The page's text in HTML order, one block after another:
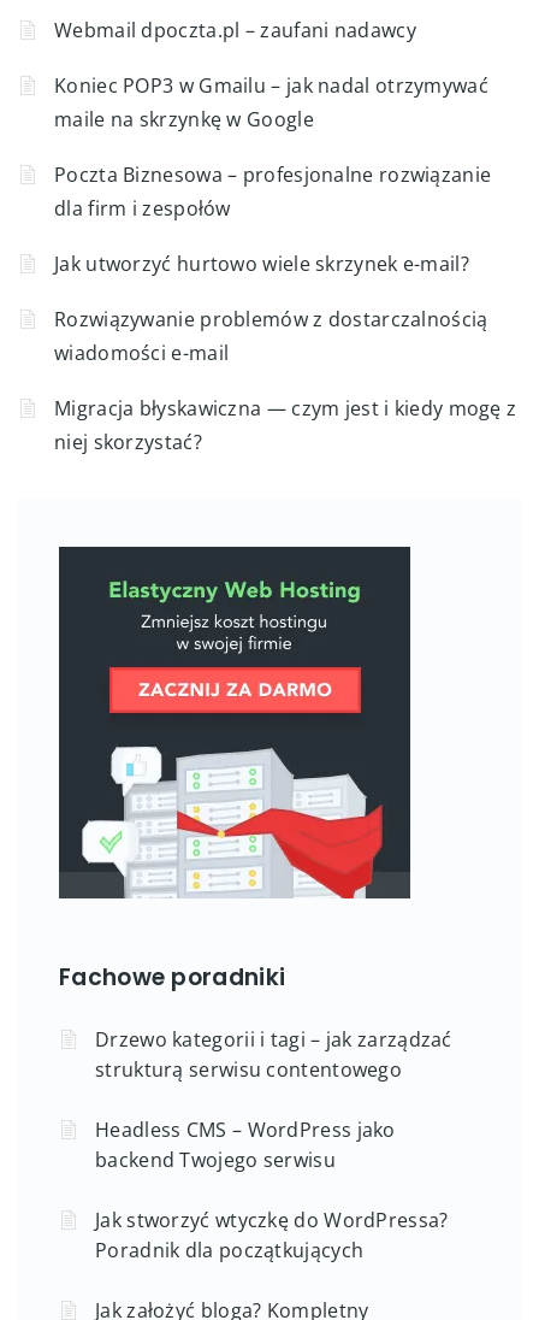
Webmail dpoczta.pl – zaufani nadawcy
Koniec POP3 w Gmailu – jak nadal otrzymywać
maile na skrzynkę w Google
Poczta Biznesowa – profesjonalne rozwiązanie
dla firm i zespołów
Jak utworzyć hurtowo wiele skrzynek e-mail?
Rozwiązywanie problemów z dostarczalnością
wiadomości e-mail
Migracja błyskawiczna — czym jest i kiedy mogę z
niej skorzystać?
Fachowe poradniki
Drzewo kategorii i tagi – jak zarządzać
strukturą serwisu contentowego
Headless CMS – WordPress jako
backend Twojego serwisu
Jak stworzyć wtyczkę do WordPressa?
Poradnik dla początkujących
Jak założyć bloga? Kompletny